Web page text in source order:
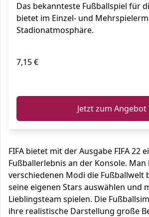
Das bekannteste Fußballspiel für
bietet im Einzel- und
Stadionatmosphäre.
7,15 €
Jetzt zum Angebot
FIFA bietet mit der Ausgabe FIFA 22
Fußballerlebnis an der Konsole. Man
verschiedenen Modi die Fußballwelt
seine eigenen Stars auswählen und
Lieblingsteam spielen. Die
ihre realistische Darstellung große